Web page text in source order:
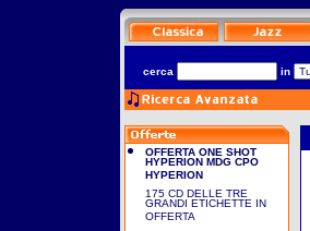
cerca in
OFFERTA ONE SHOT
HYPERION MDG CPO
HYPERION
175 CD DELLE TRE
GRANDI ETICHETTE IN
OFFERTA